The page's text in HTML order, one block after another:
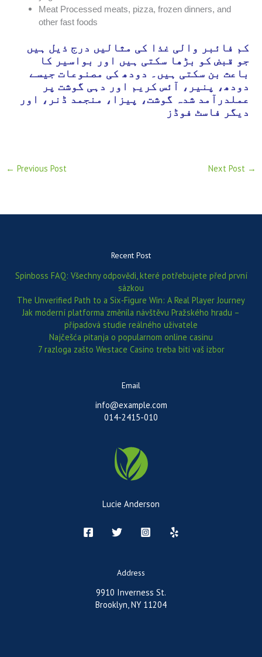
Meat Processed meats, pizza, frozen dinners, and
other fast foods
کم فائبر والی غذا کی مثالیں درج ذیل ہیں
جو قبض کو بڑھا سکتی ہیں اور بواسیر کا
باعث بن سکتی ہیں۔ دودھ کی مصنوعات جیسے
دودھ، پنیر، آئس کریم اور دہی گوشت پر
عملدرآمد شدہ گوشت، پیزا، منجمد ڈنر، اور
دیگر فاسٹ فوڈز
← Previous Post Next Post →
Recent Post
Spinboss FAQ: Všechny odpovědi, které potřebujete před první
sázkou
The Unverified Path to a Six‑Figure Win: A Real Player Journey
Jak moderní platforma změnila návštěvu Pražského hradu –
případová studie reálného uživatele
Najčešća pitanja o popularnom online casinu
7 razloga zašto Westace Casino treba biti vaš izbor
Email
info@example.com
014-2415-010
Lucie Anderson
Address
9910 Inverness St.
Brooklyn, NY 11204